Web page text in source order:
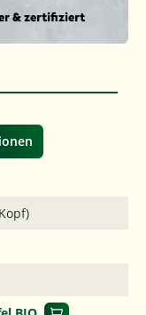
& zertifiziert